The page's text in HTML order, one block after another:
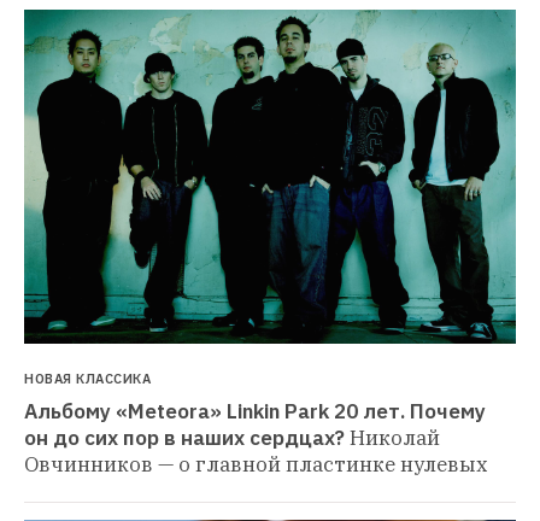
НОВАЯ КЛАССИКА
Альбому «Meteora» Linkin Park 20 лет. Почему
он до сих пор в наших сердцах?Николай
Овчинников — о главной пластинке нулевых